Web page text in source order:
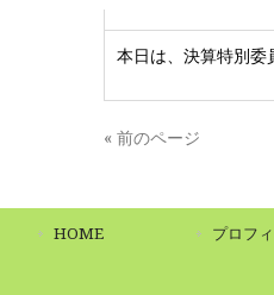
本日は、決算特別委
« 前のページ
HOME プロフ